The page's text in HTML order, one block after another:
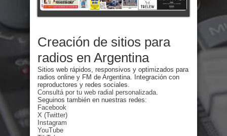
Creación de sitios para
radios en Argentina
Sitios web rápidos, responsivos y optimizados para
radios online y FM de Argentina. Integración con
reproductores y redes sociales.
Consultá por tu web radial personalizada.
Seguinos también en nuestras redes:
Facebook
X (Twitter)
Instagram
YouTube